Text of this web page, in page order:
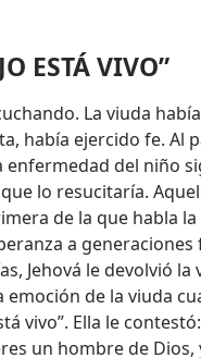
ESTÁ VIVO”
La viuda había
había ejercido fe. Al
enfermedad del niño
lo resucitaría.
de la que habla
a generaciones
Jehová le devolvió la
de la viuda
vivo”. Ella le
un hombre de Dios,